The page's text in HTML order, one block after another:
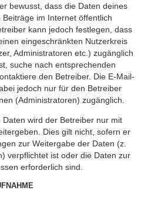
bewusst, dass die Daten deines
im Internet öffentlich
kann jedoch festlegen, dass
eingeschränkten Nutzerkreis
Administratoren etc.) zugänglich
suche nach entsprechenden
den Betreiber. Die E-Mail-
jedoch nur für den Betreiber
(Administratoren) zugänglich.
wird der Betreiber nur mit
Dies gilt nicht, sofern er
zur Weitergabe der Daten (z.
verpflichtet ist oder die Daten zur
erforderlich sind.